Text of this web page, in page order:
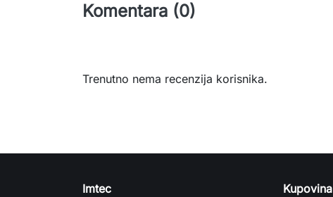
Komentara (0)
Trenutno nema recenzija korisnika.
Imtec Kupovina